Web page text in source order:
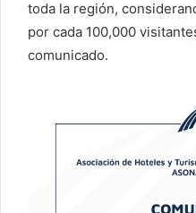
toda la región,
por cada 100,000
comunicado.